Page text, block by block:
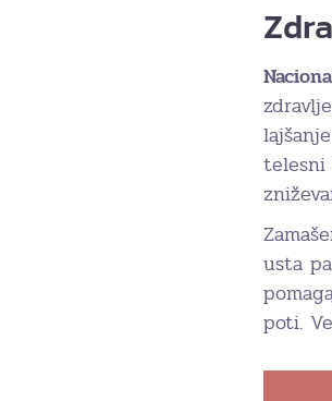
telesni
usta
poti.